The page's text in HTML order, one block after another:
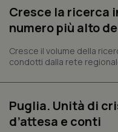
Cresce la ricerca
numero più alto
Cresce il volume della
condotti dalla rete
Puglia. Unità di
d’attesa e conti
tracking-sites-
tracking-enable